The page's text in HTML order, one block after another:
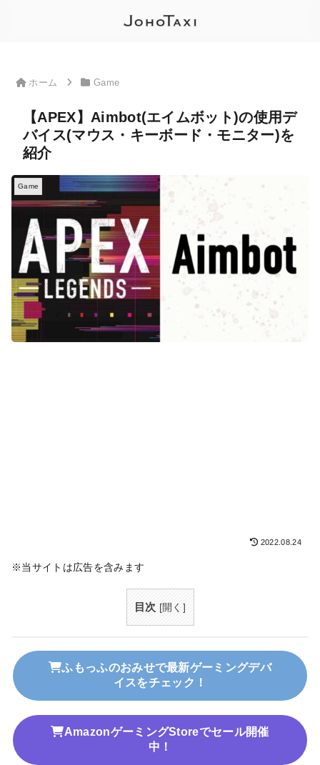
ホーム Game
【APEX】Aimbot(エイムボット)の使用デ
バイス(マウス・キーボード・モニター)を
紹介
Game
2022.08.24
※当サイトは広告を含みます
目次 [開く ]
ふもっふのおみせで最新ゲーミングデバ
イスをチェック！
AmazonゲーミングStoreでセール開催
中！